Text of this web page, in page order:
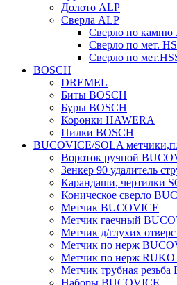
Долото ALP
Сверла ALP
Сверло по камню
Сверло по мет.
Сверло по
BOSCH
DREMEL
Биты BOSCH
Буры BOSCH
Коронки HAWERA
Пилки BOSCH
BUCOVICE/SOLA
Вороток ручной
Зенкер 90 удалитель
Карандаши, чертилки
Коническое сверло
Метчик BUCOVICE
Метчик гаечный
Метчик д/глухих
Метчик по нерж
Метчик по нерж RUKO
Метчик трубная
Наборы BUCOVICE